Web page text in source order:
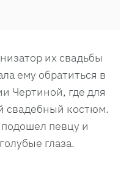
их свадьбы
ему обратиться в
Чертиной, где для
свадебный костюм.
певцу и
глаза.